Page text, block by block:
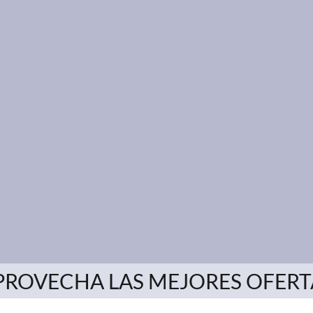
LAS MEJORES